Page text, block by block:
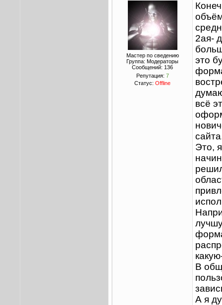
Мастер по сведению
Группа: Модераторы
Сообщений: 136
Репутация: 7
Статус: Offline
2ая-
это
всё
Это,
В
А я